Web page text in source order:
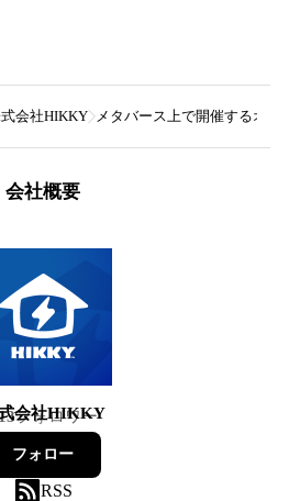
会社HIKKY メタバース上で開催するオ
会社概要
会社HIKKY
フォロワー
フォロー
RSS